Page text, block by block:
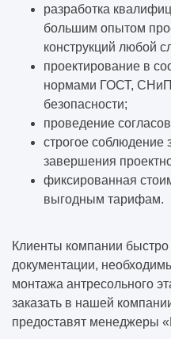
разработка
большим опытом
конструкций любой
проектирование в
нормами ГОСТ,
безопасности;
проведение
строгое соблюдение
завершения
фиксированная
выгодным тарифам.
Клиенты компании
документации,
монтажа антресольного
заказать в нашей
предоставят менеджеры